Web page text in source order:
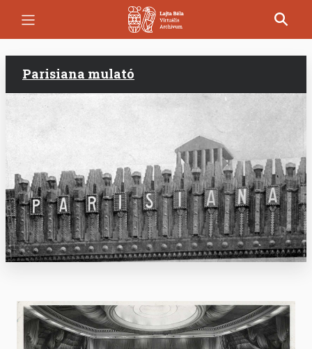
Parisiana mulató